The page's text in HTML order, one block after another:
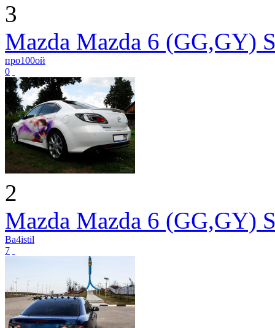
3
Mazda Mazda 6 (GG,GY)
про100ой
0
2
Mazda Mazda 6 (GG,GY)
Ba4istil
7